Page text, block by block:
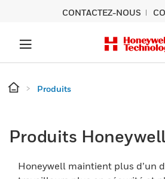
CONTACTEZ-NOUS
Produits
Produits Honeywell
Honeywell maintient plus d’un